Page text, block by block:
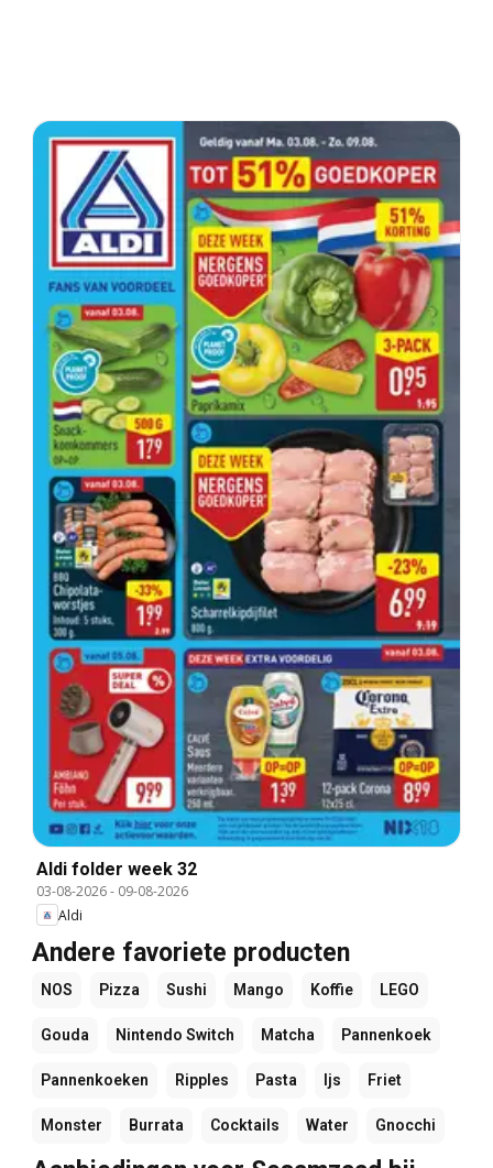
Aldi folder week 32
03-08-2026- 09-08-2026
Aldi
Andere favoriete producten
NOS Pizza Sushi Mango Koffie LEGO
Gouda Nintendo Switch Matcha Pannenkoek
Pannenkoeken Ripples Pasta Ijs Friet
Monster Burrata Cocktails Water Gnocchi